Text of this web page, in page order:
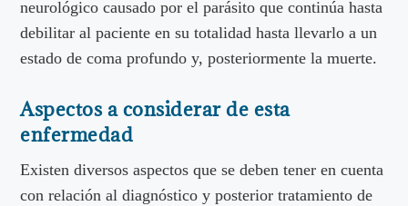
neurológico causado por el parásito que continúa hasta
debilitar al paciente en su totalidad hasta llevarlo a un
estado de coma profundo y, posteriormente la muerte.
Aspectos a considerar de esta
enfermedad
Existen diversos aspectos que se deben tener en cuenta
con relación al diagnóstico y posterior tratamiento de